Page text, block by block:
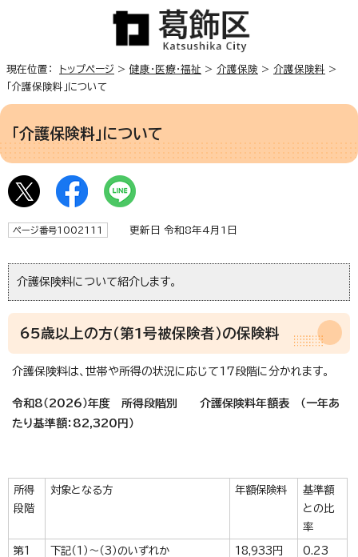
現在位置： トップページ > 健康・医療・福祉 > 介護保険 > 介護保険料 >
「介護保険料」について
「介護保険料」について
ページ番号1002111 更新日 令和8年4月1日
介護保険料について紹介します。
65歳以上の方（第1号被保険者）の保険料
介護保険料は、世帯や所得の状況に応じて17段階に分かれます。
令和8（2026）年度 所得段階別 介護保険料年額表 （一年あ
たり基準額：82,320円）
所得
段階
対象となる方 年額保険料
基準額
との比
率
第1
下記（1）～（3）のいずれか
18,933円
0.23